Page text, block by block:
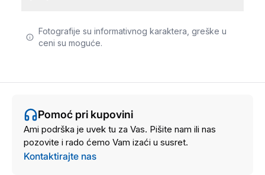
Fotografije su informativnog karaktera, greške u
ceni su moguće.
Pomoć pri kupovini
Ami podrška je uvek tu za Vas. Pišite nam ili nas
pozovite i rado ćemo Vam izaći u susret.
Kontaktirajte nas